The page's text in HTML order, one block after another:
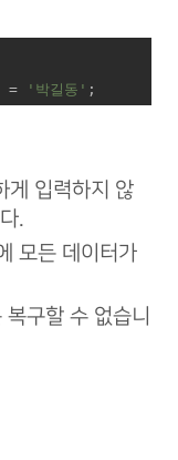
= '박길동' ;
게 입력하지 않
.
모든 데이터가
구할 수 없습니